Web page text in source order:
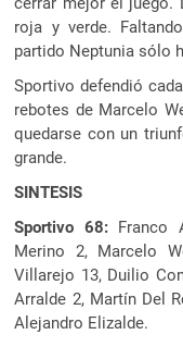
roja y verde.
partido Neptunia sólo
Sportivo defendió
rebotes de Marcelo
quedarse con un
grande.
SINTESIS
Sportivo 68:Franco
Merino 2, Marcelo
Villarejo 13, Duilio
Arralde 2, Martín Del
Alejandro Elizalde.